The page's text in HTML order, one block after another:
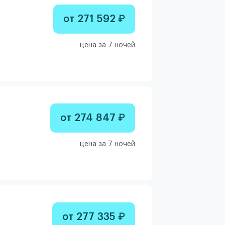
от 271 592 ₽
цена за 7 ночей
от 274 847 ₽
цена за 7 ночей
от 277 335 ₽